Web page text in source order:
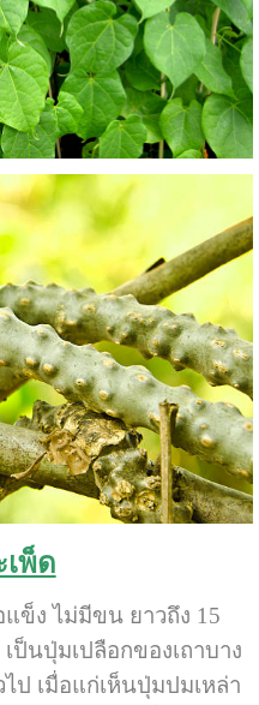
พ็ด
แข็ง ไม่มีขน ยาวถึง 15
ป็นปุ่มเปลือกของเถาบาง
ป เมื่อแก่เห็นปุ่มปมเหล่า